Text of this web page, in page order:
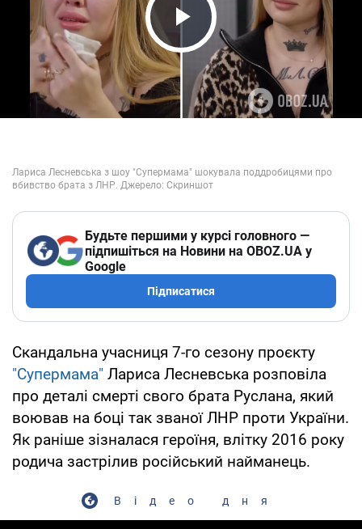
Play Video
Будьте першими у курсі головного —
підпишіться на Новини на OBOZ.UA у
Google
Підписатися
Скандальна учасниця 7-го сезону проєкту
"Супермама" Лариса Лесневська розповіла
про деталі смерті свого брата Руслана, який
воював на боці так званої ЛНР проти України.
Як раніше зізналася героїня, влітку 2016 року
родича застрілив російський найманець.
Відео дня